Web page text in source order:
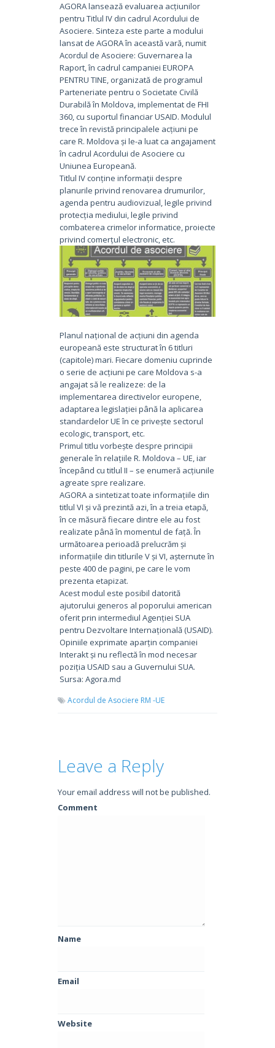
AGORA lansează evaluarea acțiunilor
pentru Titlul IV din cadrul Acordului de
Asociere. Sinteza este parte a modului
lansat de AGORA în această vară, numit
Acordul de Asociere: Guvernarea la
Raport, în cadrul campaniei EUROPA
PENTRU TINE, organizată de programul
Parteneriate pentru o Societate Civilă
Durabilă în Moldova, implementat de FHI
360, cu suportul financiar USAID. Modulul
trece în revistă principalele acțiuni pe
care R. Moldova și le-a luat ca angajament
în cadrul Acordului de Asociere cu
Uniunea Europeană.
Titlul IV conține informații despre
planurile privind renovarea drumurilor,
agenda pentru audiovizual, legile privind
protecția mediului, legile privind
combaterea crimelor informatice, proiecte
privind comerțul electronic, etc.
Planul național de acțiuni din agenda
europeană este structurat în 6 titluri
(capitole) mari. Fiecare domeniu cuprinde
o serie de acțiuni pe care Moldova s-a
angajat să le realizeze: de la
implementarea directivelor europene,
adaptarea legislației până la aplicarea
standardelor UE în ce privește sectorul
ecologic, transport, etc.
Primul titlu vorbește despre principii
generale în relațiile R. Moldova – UE, iar
începând cu titlul II – se enumeră acțiunile
agreate spre realizare.
AGORA a sintetizat toate informațiile din
titlul VI și vă prezintă azi, în a treia etapă,
în ce măsură fiecare dintre ele au fost
realizate până în momentul de față. În
următoarea perioadă prelucrăm și
informațiile din titlurile V și VI, așternute în
peste 400 de pagini, pe care le vom
prezenta etapizat.
Acest modul este posibil datorită
ajutorului generos al poporului american
oferit prin intermediul Agenției SUA
pentru Dezvoltare Internațională (USAID).
Opiniile exprimate aparțin companiei
Interakt și nu reflectă în mod necesar
poziția USAID sau a Guvernului SUA.
Sursa: Agora.md
Acordul de Asociere RM -UE
Leave a Reply
Your email address will not be published.
Comment
Name
Email
Website